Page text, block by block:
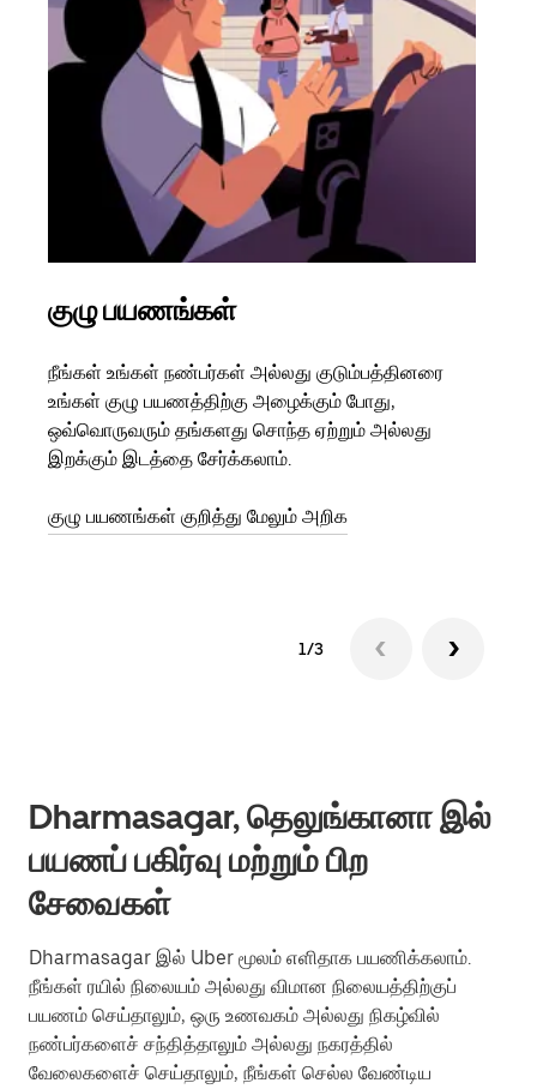
குழு பயணங்கள்
நீங்கள் உங்கள் நண்பர்கள் அல்லது குடும்பத்தினரை
உங்கள் குழு பயணத்திற்கு அழைக்கும் போது,
ஒவ்வொருவரும் தங்களது சொந்த ஏற்றும் அல்லது
இறக்கும் இடத்தை சேர்க்கலாம்.
குழு பயணங்கள் குறித்து மேலும் அறிக
1/3
Dharmasagar, தெலுங்கானா இல்
பயணப் பகிர்வு மற்றும் பிற
சேவைகள்
Dharmasagar இல் Uber மூலம் எளிதாக பயணிக்கலாம்.
நீங்கள் ரயில் நிலையம் அல்லது விமான நிலையத்திற்குப்
பயணம் செய்தாலும், ஒரு உணவகம் அல்லது நிகழ்வில்
நண்பர்களைச் சந்தித்தாலும் அல்லது நகரத்தில்
வேலைகளைச் செய்தாலும், நீங்கள் செல்ல வேண்டிய